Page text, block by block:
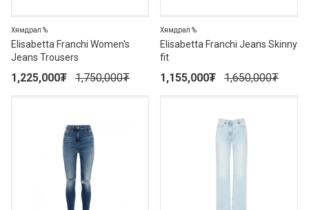
Elisabetta Franchi Women's
Jeans Trousers
Хямдрал %
1,225,000₮ 1,750,000₮
Elisabetta Franchi Jeans Skinny
fit
Хямдрал %
1,155,000₮ 1,650,000₮